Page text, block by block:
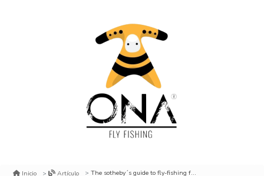
Inicio Artículo The sotheby´s guide to fly-fishing for trout, charles jardine